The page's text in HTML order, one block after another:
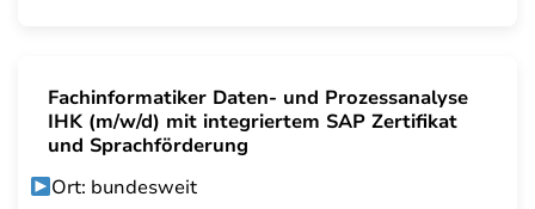
Fachinformatiker Daten- und Prozessanalyse
IHK (m/w/d) mit integriertem SAP Zertifikat
und Sprachförderung
Ort: bundesweit